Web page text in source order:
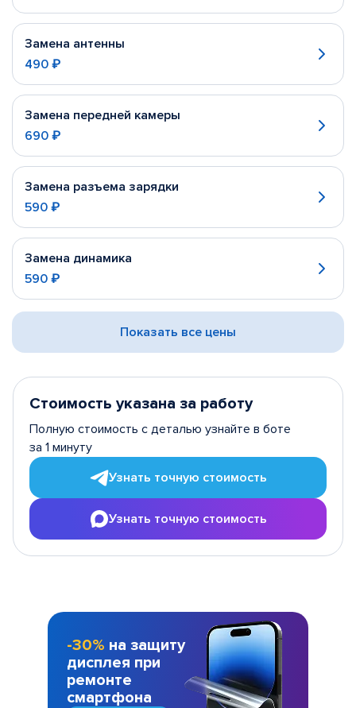
Замена антенны
490 ₽
Замена передней камеры
690 ₽
Замена разъема зарядки
590 ₽
Замена динамика
590 ₽
Показать все цены
Стоимость указана за работу
Полную стоимость с деталью узнайте в боте
за 1 минуту
Узнать точную стоимость
Узнать точную стоимость
-30% на защиту
дисплея при
ремонте
смартфона